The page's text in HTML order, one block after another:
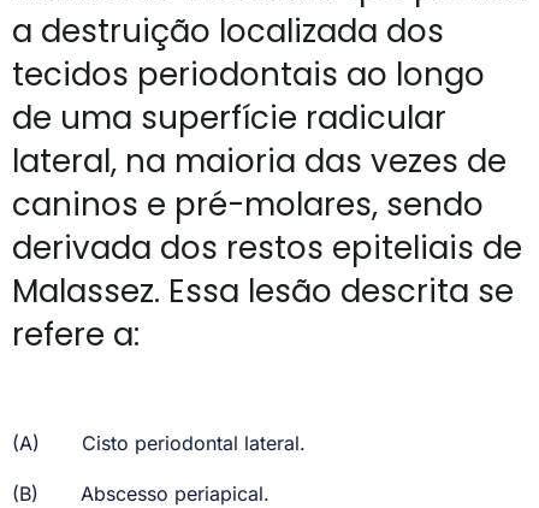
a destruição localizada dos
tecidos periodontais ao longo
de uma superfície radicular
lateral, na maioria das vezes de
caninos e pré-molares, sendo
derivada dos restos epiteliais de
Malassez. Essa lesão descrita se
refere a:
(A) Cisto periodontal lateral.
(B) Abscesso periapical.